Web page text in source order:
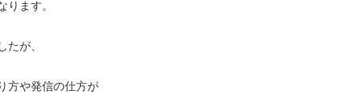
ます。
が、
方や発信の仕方が